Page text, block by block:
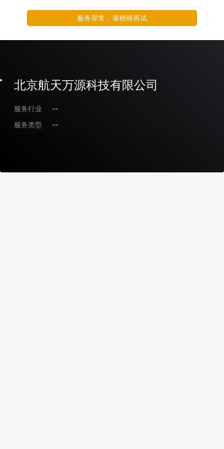
北京航天万源科技有限公司
服务行业
--
服务类型
--
服务异常，请稍候再试